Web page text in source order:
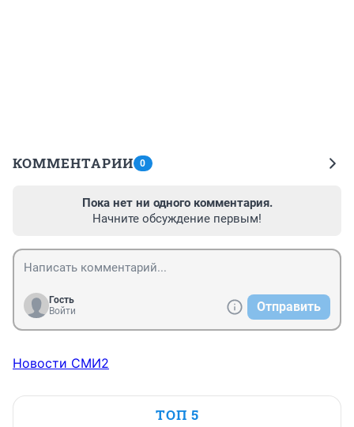
КОММЕНТАРИИ 0
Пока нет ни одного комментария.
Начните обсуждение первым!
Гость
Войти
Отправить
Новости СМИ2
ТОП 5